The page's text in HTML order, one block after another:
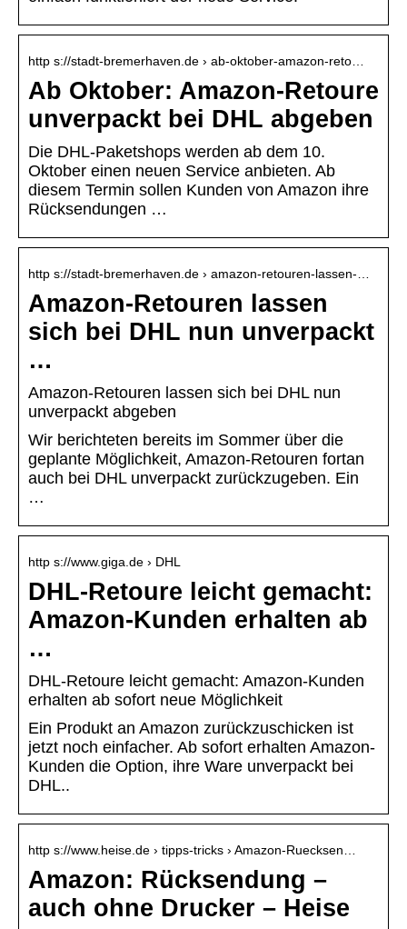
http s://stadt-bremerhaven.de › ab-oktober-amazon-reto…
Ab Oktober: Amazon-Retoure
unverpackt bei DHL abgeben
Die DHL-Paketshops werden ab dem 10.
Oktober einen neuen Service anbieten. Ab
diesem Termin sollen Kunden von Amazon ihre
Rücksendungen …
http s://stadt-bremerhaven.de › amazon-retouren-lassen-…
Amazon-Retouren lassen
sich bei DHL nun unverpackt
…
Amazon-Retouren lassen sich bei DHL nun
unverpackt abgeben
Wir berichteten bereits im Sommer über die
geplante Möglichkeit, Amazon-Retouren fortan
auch bei DHL unverpackt zurückzugeben. Ein
…
http s://www.giga.de › DHL
DHL-Retoure leicht gemacht:
Amazon-Kunden erhalten ab
…
DHL-Retoure leicht gemacht: Amazon-Kunden
erhalten ab sofort neue Möglichkeit
Ein Produkt an Amazon zurückzuschicken ist
jetzt noch einfacher. Ab sofort erhalten Amazon-
Kunden die Option, ihre Ware unverpackt bei
DHL..
http s://www.heise.de › tipps-tricks › Amazon-Ruecksen…
Amazon: Rücksendung –
auch ohne Drucker – Heise